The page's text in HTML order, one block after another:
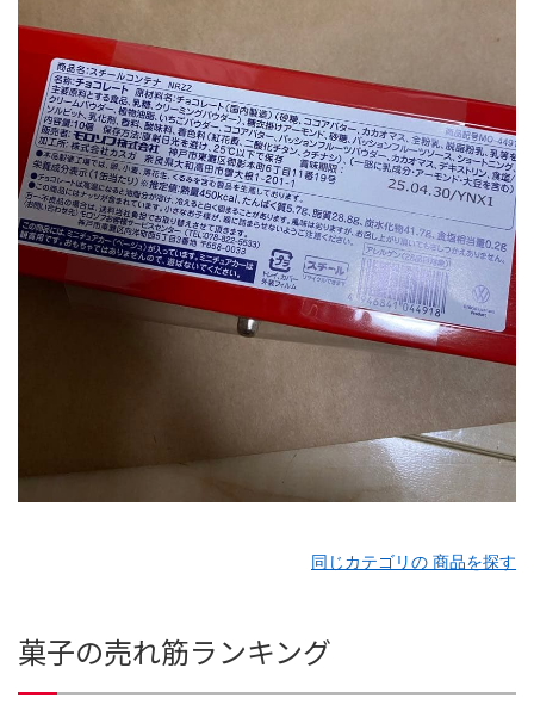
同じカテゴリの 商品を探す
菓子の売れ筋ランキング